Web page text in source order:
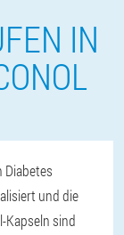
IN
Diabetes
und die
Kapseln sind